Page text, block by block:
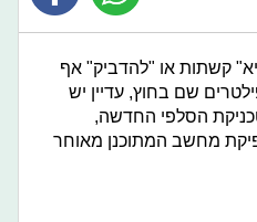
קשתות או "להדביק" אף
שם בחוץ, עדיין יש
הסלפי החדשה,
מחשב המתוכנן מאוחר